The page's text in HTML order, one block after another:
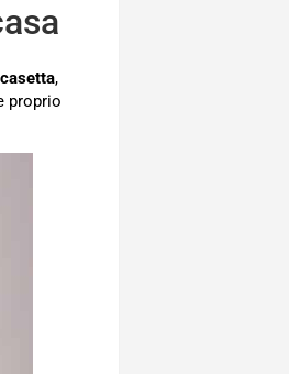
casetta,
proprio